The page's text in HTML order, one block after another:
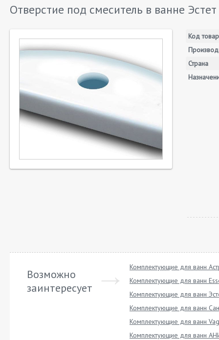
Отверстие под смеситель в ванне Эстет
Код
Страна
Возможно
заинтересует
Комплектующие для ванн
Комплектующие для ванн
Комплектующие для ванн
Комплектующие для ванн
Комплектующие для ванн
Комплектующие для ванн